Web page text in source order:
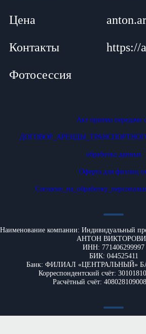
Цена
Контакты
Фотосессия
https://
Акт приема передачи
обработка данных
Оферта для физлиц
Наименование компании: Индивидуальный
АНТОН
ИНН: 771406299997
БИК: 044525411
Банк: ФИЛИАЛ «ЦЕНТРАЛЬНЫЙ»
Корреспондентский счёт:
Расчётный счёт: